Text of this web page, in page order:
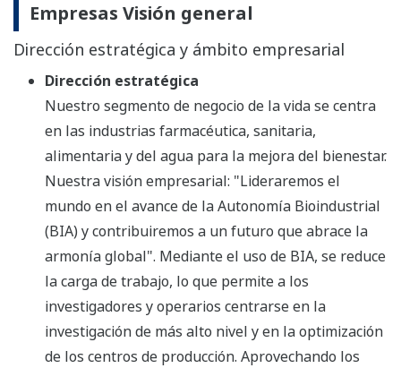
Empresas Visión general
Dirección estratégica y ámbito empresarial
Dirección estratégica
Nuestro segmento de negocio de la vida se centra
en las industrias farmacéutica, sanitaria,
alimentaria y del agua para la mejora del bienestar.
Nuestra visión empresarial: "Lideraremos el
mundo en el avance de la Autonomía Bioindustrial
(BIA) y contribuiremos a un futuro que abrace la
armonía global". Mediante el uso de BIA, se reduce
la carga de trabajo, lo que permite a los
investigadores y operarios centrarse en la
investigación de más alto nivel y en la optimización
de los centros de producción. Aprovechando los